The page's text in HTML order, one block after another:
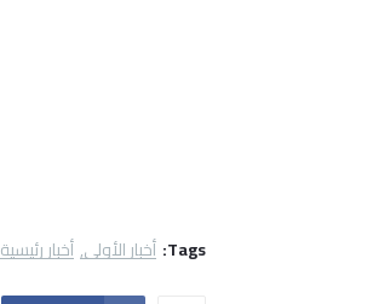
Tags: أخبار الأولى أخبار رئيسية